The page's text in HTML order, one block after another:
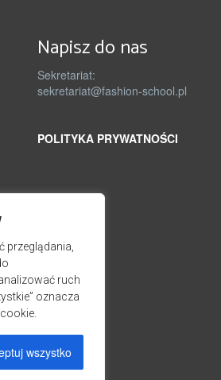
przeglądania,
ruch
oznacza
wszystko
Napisz do nas
Sekretariat:
sekretariat@fashion-school.pl
POLITYKA PRYWATNOŚCI